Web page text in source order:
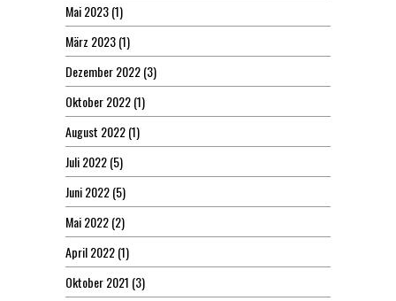
Mai 2023(1)
März 2023(1)
Dezember 2022(3)
Oktober 2022(1)
August 2022(1)
Juli 2022(5)
Juni 2022(5)
Mai 2022(2)
April 2022(1)
Oktober 2021 (3)